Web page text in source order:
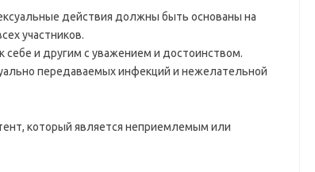
действия должны быть основаны на
участников.
себе и другим с уважением и достоинством.
передаваемых инфекций и нежелательной
который является неприемлемым или